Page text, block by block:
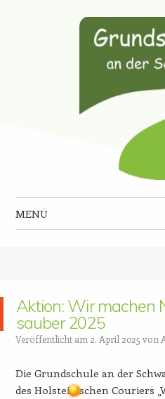
Grundschule an der
MENÜ
Aktion: Wir machen
sauber 2025
Veröffentlicht am 2. April 2025 von
Die Grundschule an der
des Holsteinischen Couriers